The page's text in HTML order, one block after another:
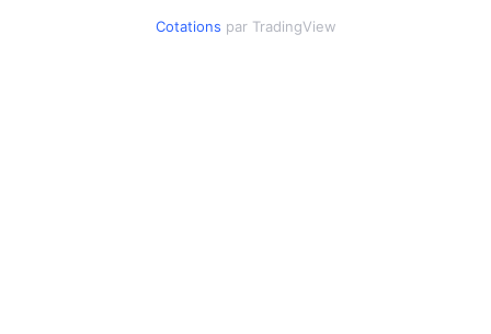
Cotations par TradingView